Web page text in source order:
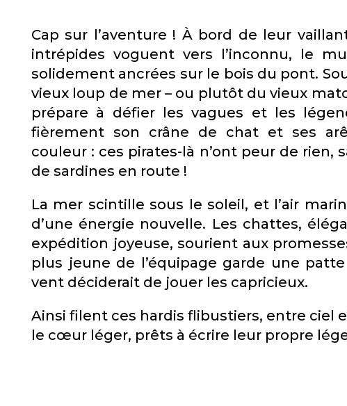
Cap sur l’aventure ! À bord de leur
intrépides voguent vers l’inconnu, le
solidement ancrées sur le bois du pont.
vieux loup de mer – ou plutôt du vieux
prépare à défier les vagues et les
fièrement son crâne de chat et ses
couleur : ces pirates-là n’ont peur de
de sardines en route !
La mer scintille sous le soleil, et l’air
d’une énergie nouvelle. Les chattes,
expédition joyeuse, sourient aux
plus jeune de l’équipage garde une
vent déciderait de jouer les capricieux.
Ainsi filent ces hardis flibustiers, entre ciel
le cœur léger, prêts à écrire leur propre